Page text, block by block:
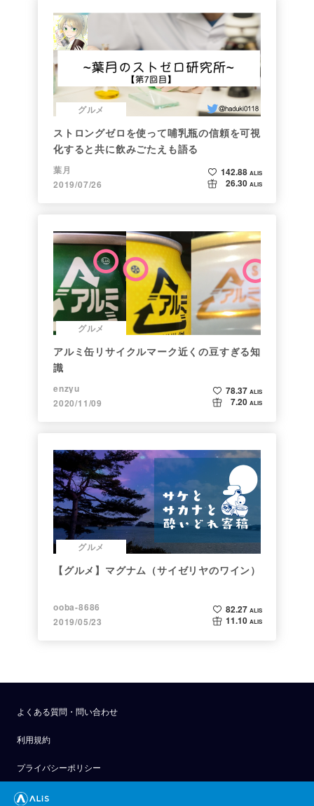
グルメ
ストロングゼロを使って哺乳瓶の信頼を可視
化すると共に飲みごたえも語る
葉月
2019/07/26
142.88 ALIS
26.30 ALIS
グルメ
アルミ缶リサイクルマーク近くの豆すぎる知
識
enzyu
2020/11/09
78.37 ALIS
7.20 ALIS
グルメ
【グルメ】マグナム（サイゼリヤのワイン）
ooba-8686
2019/05/23
82.27 ALIS
11.10 ALIS
よくある質問・問い合わせ
利用規約
プライバシーポリシー
公式アナウンス